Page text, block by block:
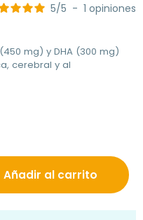
5/5 - 1 opiniones
mg) y DHA (300 mg)
cerebral y al
Añadir al carrito